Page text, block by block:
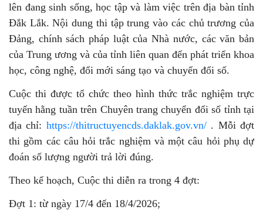
lên đang sinh sống, học tập và làm việc trên địa bàn tỉnh
Đắk Lắk. Nội dung thi tập trung vào các chủ trương của
Đảng, chính sách pháp luật của Nhà nước, các văn bản
của Trung ương và của tỉnh liên quan đến phát triển khoa
học, công nghệ, đổi mới sáng tạo và chuyển đổi số.
Cuộc thi được tổ chức theo hình thức trắc nghiệm trực
tuyến hằng tuần trên Chuyên trang chuyển đổi số tỉnh tại
địa chỉ: https://thitructuyencds.daklak.gov.vn/. Mỗi đợt
thi gồm các câu hỏi trắc nghiệm và một câu hỏi phụ dự
đoán số lượng người trả lời đúng.
Theo kế hoạch, Cuộc thi diễn ra trong 4 đợt:
Đợt 1: từ ngày 17/4 đến 18/4/2026;